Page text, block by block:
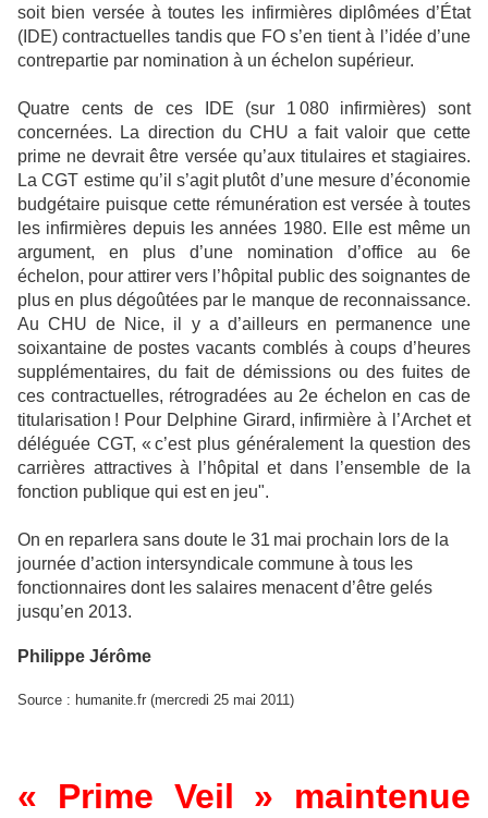
soit bien versée à toutes les infirmières diplômées d’État
(IDE) contractuelles tandis que FO s’en tient à l’idée d’une
contrepartie par nomination à un échelon supérieur.
Quatre cents de ces IDE (sur 1 080 infirmières) sont
concernées. La direction du CHU a fait valoir que cette
prime ne devrait être versée qu’aux titulaires et stagiaires.
La CGT estime qu’il s’agit plutôt d’une mesure d’économie
budgétaire puisque cette rémunération est versée à toutes
les infirmières depuis les années 1980. Elle est même un
argument, en plus d’une nomination d’office au 6e
échelon, pour attirer vers l’hôpital public des soignantes de
plus en plus dégoûtées par le manque de reconnaissance.
Au CHU de Nice, il y a d’ailleurs en permanence une
soixantaine de postes vacants comblés à coups d’heures
supplémentaires, du fait de démissions ou des fuites de
ces contractuelles, rétrogradées au 2e échelon en cas de
titularisation ! Pour Delphine Girard, infirmière à l’Archet et
déléguée CGT, « c’est plus généralement la question des
carrières attractives à l’hôpital et dans l’ensemble de la
fonction publique qui est en jeu".
On en reparlera sans doute le 31 mai prochain lors de la
journée d’action intersyndicale commune à tous les
fonctionnaires dont les salaires menacent d’être gelés
jusqu’en 2013.
Philippe Jérôme
Source : humanite.fr (mercredi 25 mai 2011)
« Prime Veil » maintenue